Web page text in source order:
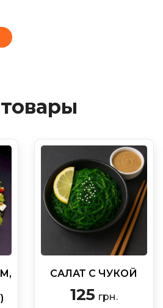
САЛАТ С ЧУКОЙ
125 грн.